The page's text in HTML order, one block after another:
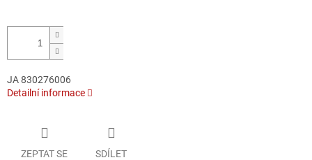
cena:
JA 830276006
Detailní informace
ZEPTAT SE SDÍLET